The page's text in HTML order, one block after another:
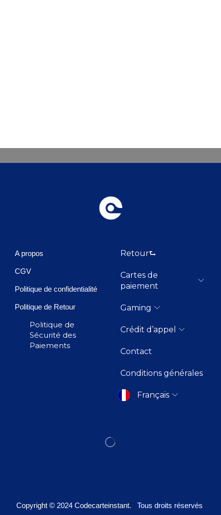
A propos
CGV
Politique de confidentialité
Politique de Retour
Politique de
Sécurité des
Paiements
Retour⮑
Cartes de
paiement
Gaming
Crédit d’appel
Contact
Conditions générales
Français
Copyright © 2024 Codecarteinstant. Tous droits réservés